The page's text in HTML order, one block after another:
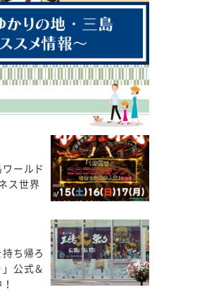
ールド
ス世界
ち帰ろ
公式＆